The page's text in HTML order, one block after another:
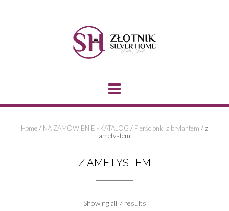
Home/ NA ZAMÓWIENIE - KATALOG / Pierścionki z brylantem / z
ametystem
Z AMETYSTEM
Showing all 7 results